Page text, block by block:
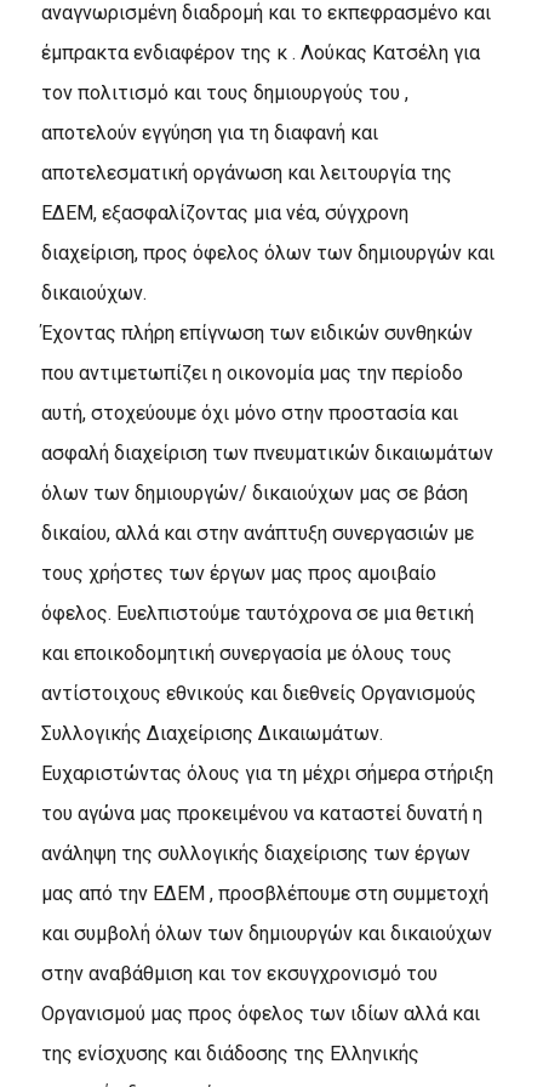
αναγνωρισμένη διαδρομή και το εκπεφρασμένο και
έμπρακτα ενδιαφέρον της κ . Λούκας Κατσέλη για
τον πολιτισμό και τους δημιουργούς του ,
αποτελούν εγγύηση για τη διαφανή και
αποτελεσματική οργάνωση και λειτουργία της
ΕΔΕΜ, εξασφαλίζοντας μια νέα, σύγχρονη
διαχείριση, προς όφελος όλων των δημιουργών και
δικαιούχων.
Έχοντας πλήρη επίγνωση των ειδικών συνθηκών
που αντιμετωπίζει η οικονομία μας την περίοδο
αυτή, στοχεύουμε όχι μόνο στην προστασία και
ασφαλή διαχείριση των πνευματικών δικαιωμάτων
όλων των δημιουργών/ δικαιούχων μας σε βάση
δικαίου, αλλά και στην ανάπτυξη συνεργασιών με
τους χρήστες των έργων μας προς αμοιβαίο
όφελος. Ευελπιστούμε ταυτόχρονα σε μια θετική
και εποικοδομητική συνεργασία με όλους τους
αντίστοιχους εθνικούς και διεθνείς Οργανισμούς
Συλλογικής Διαχείρισης Δικαιωμάτων.
Ευχαριστώντας όλους για τη μέχρι σήμερα στήριξη
του αγώνα μας προκειμένου να καταστεί δυνατή η
ανάληψη της συλλογικής διαχείρισης των έργων
μας από την ΕΔΕΜ , προσβλέπουμε στη συμμετοχή
και συμβολή όλων των δημιουργών και δικαιούχων
στην αναβάθμιση και τον εκσυγχρονισμό του
Οργανισμού μας προς όφελος των ιδίων αλλά και
της ενίσχυσης και διάδοσης της Ελληνικής